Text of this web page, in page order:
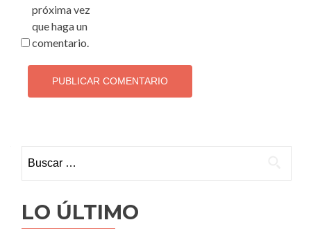
próxima vez
que haga un
comentario.
LO ÚLTIMO